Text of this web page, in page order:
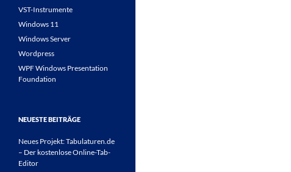
VST-Instrumente
Windows 11
Windows Server
Wordpress
WPF Windows Presentation
Foundation
NEUESTE BEITRÄGE
Neues Projekt: Tabulaturen.de
– Der kostenlose Online-Tab-
Editor